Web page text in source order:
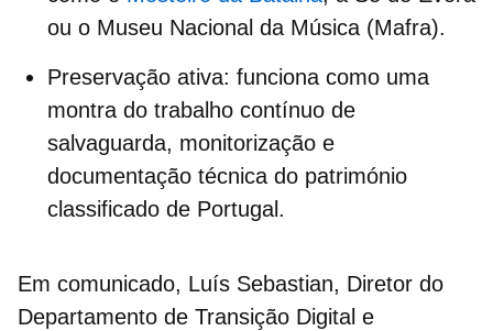
ou o Museu Nacional da Música (Mafra).
Preservação ativa: funciona como uma
montra do trabalho contínuo de
salvaguarda, monitorização e
documentação técnica do património
classificado de Portugal.
Em comunicado, Luís Sebastian, Diretor do
Departamento de Transição Digital e